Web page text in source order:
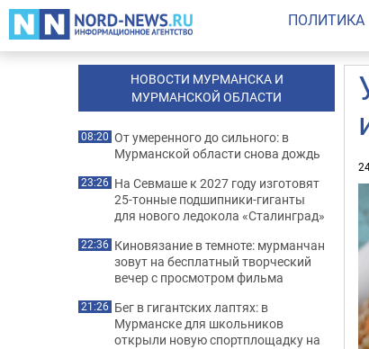
ПОЛИТИКА
НОВОСТИ МУРМАНСКА И
МУРМАНСКОЙ ОБЛАСТИ
08:20 От умеренного до сильного: в
Мурманской области снова дождь
23:26 На Севмаше к 2027 году изготовят
25-тонные подшипники-гиганты
для нового ледокола «Сталинград»
22:36 Киновязание в темноте: мурманчан
зовут на бесплатный творческий
вечер с просмотром фильма
21:26 Бег в гигантских лаптях: в
Мурманске для школьников
открыли новую спортплощадку на